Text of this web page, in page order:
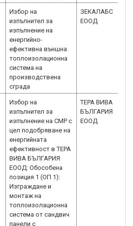
Избор на
изпълнител за
изпълнение на
енергийно-
ефективна външна
топлоизолационна
система на
производствена
сграда
ЗЕКАЛАБС
ЕООД
Избор на
изпълнител за
изпълнение на СМР с
цел подобряване на
енергийната
ефективност в ТЕРА
ВИВА БЪЛГАРИЯ
ЕООД: Обособена
позиция 1 (ОП 1):
Изграждане и
монтаж на
топлоизолационна
система от сандвич
панели с
ТЕРА ВИВА
БЪЛГАРИЯ
ЕООД